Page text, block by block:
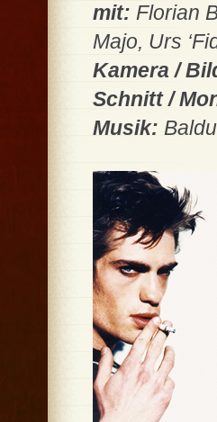
mit: Florian
Majo, Urs
Kamera /
Schnitt /
Musik: